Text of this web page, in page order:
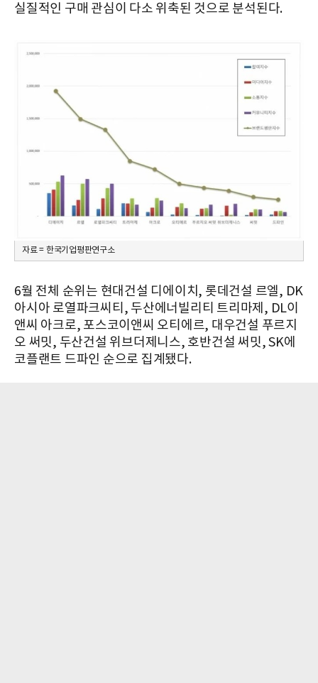
실질적인 구매 관심이 다소 위축된 것으로 분석된다.
자료 = 한국기업평판연구소
6월 전체 순위는 현대건설 디에이치, 롯데건설 르엘, DK
아시아 로열파크씨티, 두산에너빌리티 트리마제, DL이
앤씨 아크로, 포스코이앤씨 오티에르, 대우건설 푸르지
오 써밋, 두산건설 위브더제니스, 호반건설 써밋, SK에
코플랜트 드파인 순으로 집계됐다.